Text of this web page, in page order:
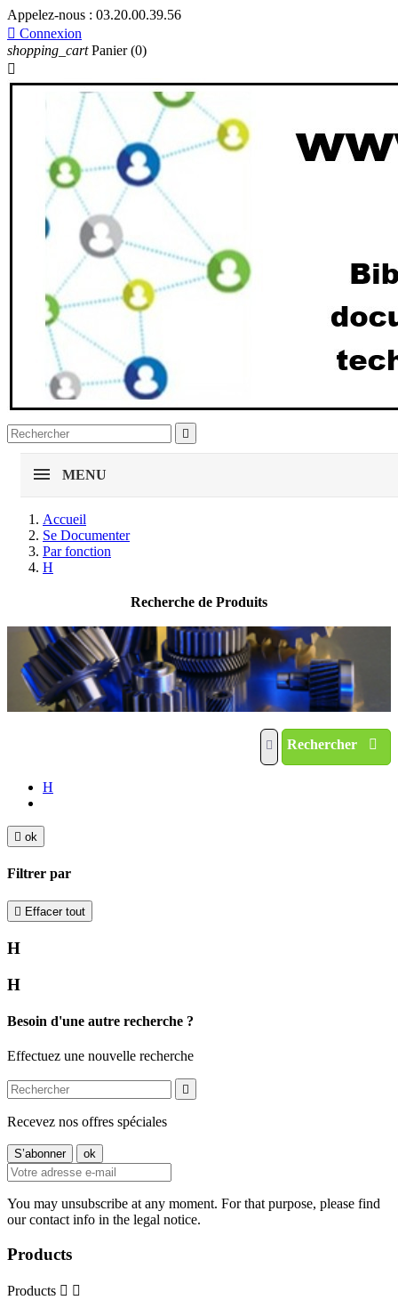
Appelez-nous : 03.20.00.39.56
 Connexion
shopping_cart Panier (0)


MENU
Accueil
Se Documenter
Par fonction
H
Recherche de Produits
Rechercher
H
 ok
Filtrer par
 Effacer tout
H
H
Besoin d'une autre recherche ?
Effectuez une nouvelle recherche

Recevez nos offres spéciales
You may unsubscribe at any moment. For that purpose, please find
our contact info in the legal notice.
Products
Products  